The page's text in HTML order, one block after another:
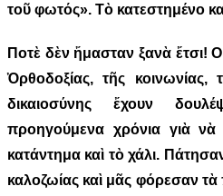
τοῦ φωτός». Τὸ κατεστημένο
Ποτὲ δὲν ἤμασταν ξανὰ ἔτσι!
Ὀρθοδοξίας, τῆς κοινωνίας,
δικαιοσύνης ἔχουν
προηγούμενα χρόνια γιὰ
κατάντημα καὶ τὸ χάλι.
καλοζωίας καὶ μᾶς φόρεσαν